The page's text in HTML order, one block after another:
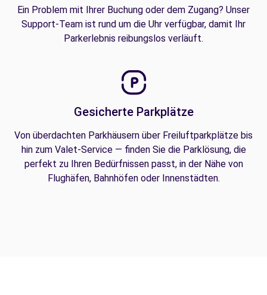
Ein Problem mit Ihrer Buchung oder dem Zugang? Unser
Support-Team ist rund um die Uhr verfügbar, damit Ihr
Parkerlebnis reibungslos verläuft.
Gesicherte Parkplätze
Von überdachten Parkhäusern über Freiluftparkplätze bis
hin zum Valet-Service — finden Sie die Parklösung, die
perfekt zu Ihren Bedürfnissen passt, in der Nähe von
Flughäfen, Bahnhöfen oder Innenstädten.